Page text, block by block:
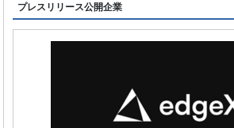
プレスリリース公開企業